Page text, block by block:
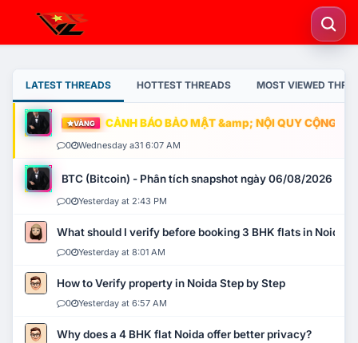
LATEST THREADS HOTTEST THREADS MOST VIEWED
VÀNG CẢNH BÁO BẢO MẬT &amp; NỘI QUY CỘNG
0 Wednesday a31 6:07 AM
BTC (Bitcoin) - Phân tích snapshot ngày 06/08/2026
0 Yesterday at 2:43 PM
What should I verify before booking 3 BHK flats in Noida?
0 Yesterday at 8:01 AM
How to Verify property in Noida Step by Step
0 Yesterday at 6:57 AM
Why does a 4 BHK flat Noida offer better privacy?